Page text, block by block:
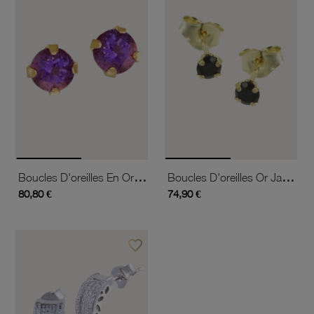
Boucles D'oreilles En Or Jaune, Améthyste 4 Mm
80,80 €
Boucles D'oreilles Or Jaune, Saphir Rond 3 Mm
74,90 €
favorite_borderAjouter à vos favoris